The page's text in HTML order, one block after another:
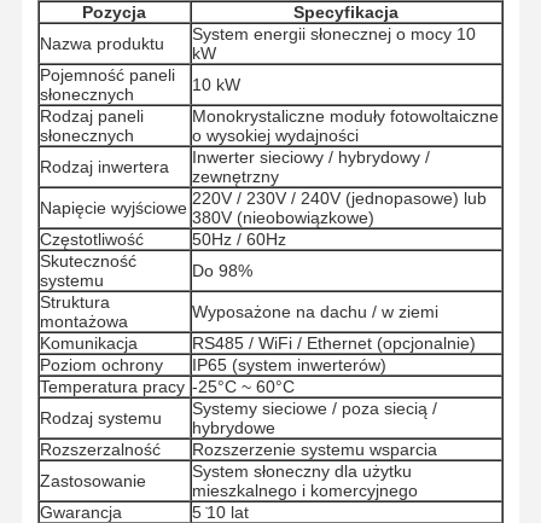
Pozycja
Specyfikacja
Nazwa produktu
System energii słonecznej o mocy 10
kW
Pojemność paneli
słonecznych
10 kW
Rodzaj paneli
słonecznych
Monokrystaliczne moduły fotowoltaiczne
o wysokiej wydajności
Rodzaj inwertera
Inwerter sieciowy / hybrydowy /
zewnętrzny
Napięcie wyjściowe 220V / 230V / 240V (jednopasowe) lub
380V (nieobowiązkowe)
Częstotliwość
50Hz / 60Hz
Skuteczność
systemu
Do 98%
Struktura
montażowa
Wyposażone na dachu / w ziemi
Komunikacja
RS485 / WiFi / Ethernet (opcjonalnie)
Poziom ochrony
IP65 (system inwerterów)
Temperatura pracy -25°C ~ 60°C
Rodzaj systemu
Systemy sieciowe / poza siecią /
hybrydowe
Rozszerzalność
Rozszerzenie systemu wsparcia
Zastosowanie
System słoneczny dla użytku
mieszkalnego i komercyjnego
Gwarancja
5 ̇10 lat